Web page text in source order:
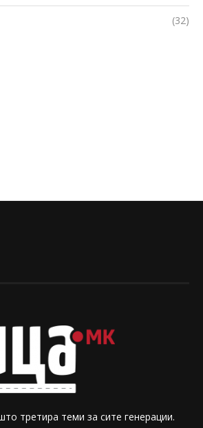
(32)
третира теми за сите генерации.